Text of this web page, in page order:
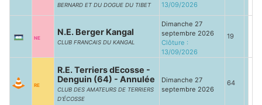
BERNARD ET DU DOGUE DU TIBET
13/09/2026
NE
N.E. Berger Kangal
CLUB FRANCAIS DU KANGAL
Dimanche 27
septembre 2026
Clôture :
13/09/2026
19
RE
R.E. Terriers dEcosse -
Denguin (64) - Annulée
CLUB DES AMATEURS DE TERRIERS
D’ÉCOSSE
Dimanche 27
septembre 2026
64